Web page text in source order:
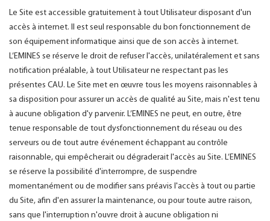
Le Site est accessible gratuitement à tout Utilisateur disposant d'un
accès à internet. Il est seul responsable du bon fonctionnement de
son équipement informatique ainsi que de son accès à internet.
L’EMINES se réserve le droit de refuser l'accès, unilatéralement et sans
notification préalable, à tout Utilisateur ne respectant pas les
présentes CAU. Le Site met en œuvre tous les moyens raisonnables à
sa disposition pour assurer un accès de qualité au Site, mais n'est tenu
à aucune obligation d'y parvenir. L’EMINES ne peut, en outre, être
tenue responsable de tout dysfonctionnement du réseau ou des
serveurs ou de tout autre événement échappant au contrôle
raisonnable, qui empêcherait ou dégraderait l'accès au Site. L’EMINES
se réserve la possibilité d'interrompre, de suspendre
momentanément ou de modifier sans préavis l'accès à tout ou partie
du Site, afin d'en assurer la maintenance, ou pour toute autre raison,
sans que l'interruption n'ouvre droit à aucune obligation ni